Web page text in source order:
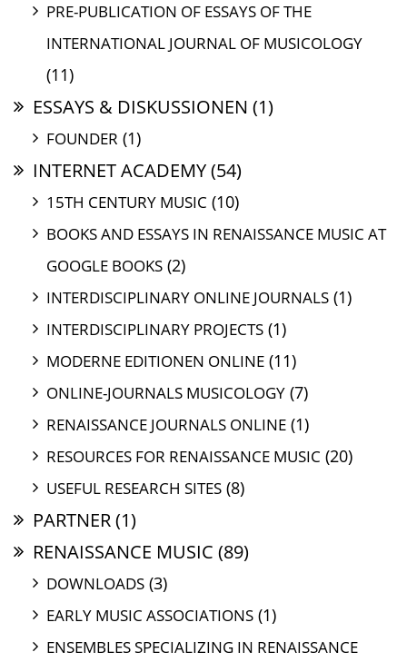
PRE-PUBLICATION OF ESSAYS OF THE
INTERNATIONAL JOURNAL OF MUSICOLOGY
(11)
ESSAYS & DISKUSSIONEN (1)
FOUNDER (1)
INTERNET ACADEMY(54)
15TH CENTURY MUSIC (10)
BOOKS AND ESSAYS IN RENAISSANCE MUSIC AT
GOOGLE BOOKS (2)
INTERDISCIPLINARY ONLINE JOURNALS (1)
INTERDISCIPLINARY PROJECTS (1)
MODERNE EDITIONEN ONLINE (11)
ONLINE-JOURNALS MUSICOLOGY (7)
RENAISSANCE JOURNALS ONLINE (1)
RESOURCES FOR RENAISSANCE MUSIC (20)
USEFUL RESEARCH SITES (8)
PARTNER(1)
RENAISSANCE MUSIC (89)
DOWNLOADS (3)
EARLY MUSIC ASSOCIATIONS (1)
ENSEMBLES SPECIALIZING IN RENAISSANCE